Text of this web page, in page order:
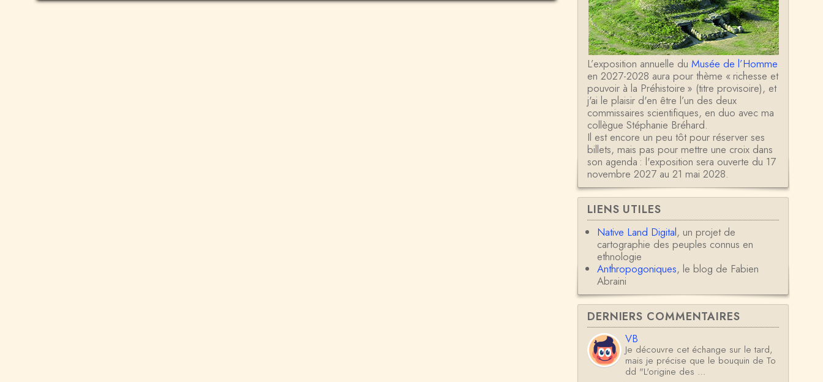
L’exposition annuelle du Musée de l’Homme
en 2027-2028 aura pour thème « richesse et
pouvoir à la Préhistoire » (titre provisoire), et
j'ai le plaisir d'en être l’un des deux
commissaires scientifiques, en duo avec ma
collègue Stéphanie Bréhard.
Il est encore un peu tôt pour réserver ses
billets, mais pas pour mettre une croix dans
son agenda : l'exposition sera ouverte du 17
novembre 2027 au 21 mai 2028.
LIENS UTILES
Native Land Digital, un projet de
cartographie des peuples connus en
ethnologie
Anthropogoniques, le blog de Fabien
Abraini
DERNIERS COMMENTAIRES
VB
Je découvre cet échange sur le tard,
mais je précise que le bouquin de To
dd "L'origine des …